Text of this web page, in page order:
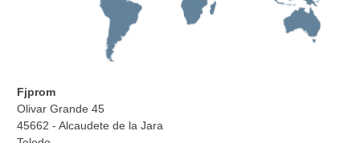
Fjprom
Olivar Grande 45
45662 - Alcaudete de la Jara